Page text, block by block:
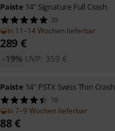
Paiste 14" Signature Full Crash
29
In 11–14 Wochen lieferbar
289 €
UVP: 359 €
-19%
Paiste 14" PSTX Swiss Thin Crash
78
In 7–9 Wochen lieferbar
88€